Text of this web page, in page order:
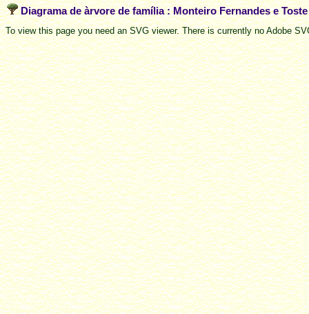
Diagrama de àrvore de família : Monteiro Fernandes e
To view this page you need an SVG viewer. There is currently no Adobe